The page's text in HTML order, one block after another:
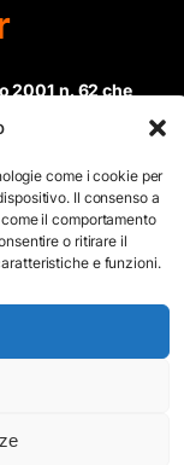
come i cookie per
Il consenso a
il comportamento
o ritirare il
e funzioni.
2001 n. 62 che
del
specifica
di testi e
è
e
cartaceo senza
staff di ”Il Mare